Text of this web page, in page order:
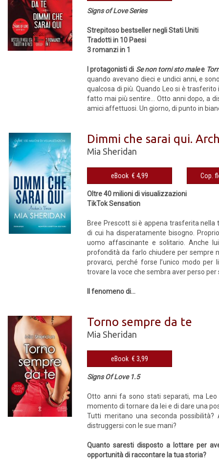
Signs of Love Series
Strepitoso bestseller negli Stati Uniti
Tradotti in 10 Paesi
3 romanzi in 1
I protagonisti di Se non torni sto malee
quando avevano dieci e undici anni, e
qualcosa di più. Quando Leo si è
fatto mai più sentire… Otto anni dopo, a
amici affettuosi. Un giorno, di punto in
Dimmi che sarai qui.
Mia Sheridan
eBook € 4,99
Oltre 40 milioni di visualizzazioni
TikTok Sensation
Bree Prescott si è appena trasferita nella
di cui ha disperatamente bisogno.
uomo affascinante e solitario. Anche
profondità da farlo chiudere per sempre
provarci, perché forse l’unico modo
trovare la voce che sembra aver perso
Il fenomeno di...
Torno sempre da te
Mia Sheridan
eBook € 3,99
Signs Of Love 1.5
Otto anni fa sono stati separati, ma
momento di tornare da lei e di dare una
Tutti meritano una seconda
distruggersi con le sue mani?
Quanto saresti disposto a lottare per
opportunità di raccontare la tua storia?